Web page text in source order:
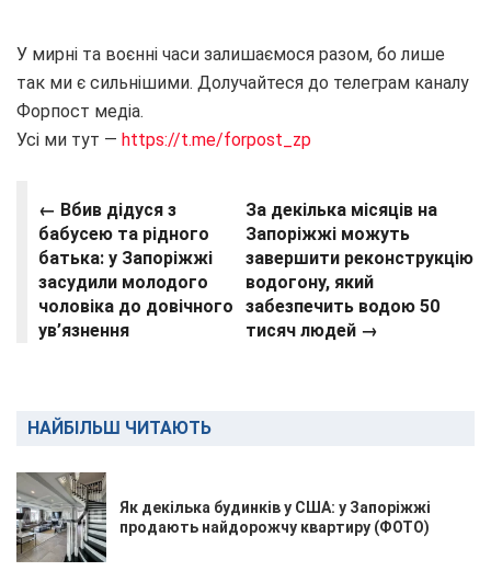
У мирні та воєнні часи залишаємося разом, бо лише
так ми є сильнішими. Долучайтеся до телеграм каналу
Форпост медіа.
Усі ми тут — https://t.me/forpost_zp
← Вбив дідуся з
бабусею та рідного
батька: у Запоріжжі
засудили молодого
чоловіка до довічного
ув’язнення
За декілька місяців на
Запоріжжі можуть
завершити реконструкцію
водогону, який
забезпечить водою 50
тисяч людей →
НАЙБІЛЬШ ЧИТАЮТЬ
Як декілька будинків у США: у Запоріжжі
продають найдорожчу квартиру (ФОТО)